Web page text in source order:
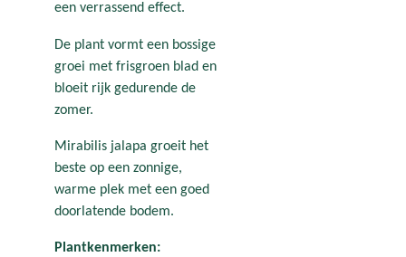
een verrassend effect.
De plant vormt een bossige
groei met frisgroen blad en
bloeit rijk gedurende de
zomer.
Mirabilis jalapa groeit het
beste op een zonnige,
warme plek met een goed
doorlatende bodem.
Plantkenmerken: